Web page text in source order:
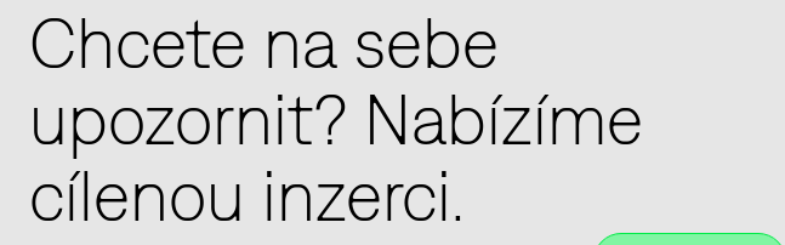
Chcete na sebe
upozornit? Nabízíme
cílenou inzerci.